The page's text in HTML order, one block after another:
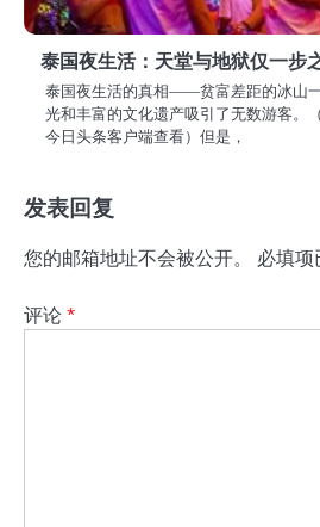
泰国夜生活：天堂与地狱仅一步
泰国夜生活的真相——贫富差距的冰山
光和丰富的文化遗产吸引了无数游客。
今日头条客户端查看）但是，
发表回复
您的邮箱地址不会被公开。 必填项
评论 *